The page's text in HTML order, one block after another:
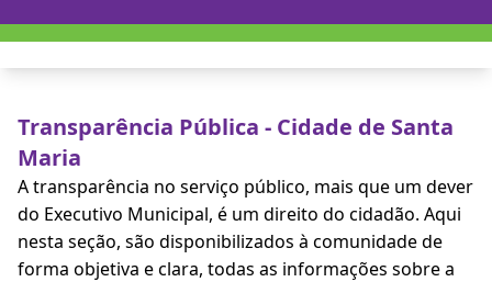
Transparência Pública - Cidade de Santa
Maria
A transparência no serviço público, mais que um dever
do Executivo Municipal, é um direito do cidadão. Aqui
nesta seção, são disponibilizados à comunidade de
forma objetiva e clara, todas as informações sobre a